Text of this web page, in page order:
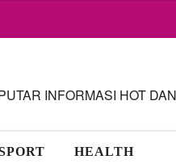
INFORMASI HOT
HEALTH